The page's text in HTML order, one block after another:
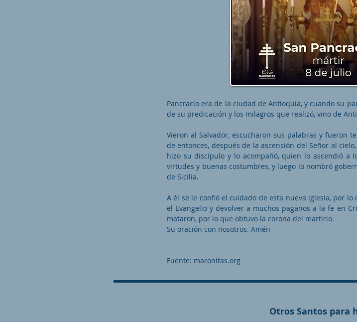
Pancracio era de la ciudad de Antioquía, y cuando su
de su predicación y los milagros que realizó, vino de
Vieron al Salvador, escucharon sus palabras y fueron
de entonces, después de la ascensión del Señor al
hizo su discípulo y lo acompañó, quien lo ascendió a
virtudes y buenas costumbres, y luego lo nombró
de Sicilia.
A él se le confió el cuidado de esta nueva iglesia, por
el Evangelio y devolver a muchos paganos a la fe en
mataron, por lo que obtuvo la corona del martirio.
Su oración con nosotros. Amén
Fuente: maronitas.org
Otros Santos para